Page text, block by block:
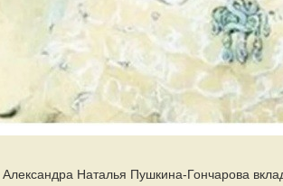
Наталья Пушкина-Гончарова